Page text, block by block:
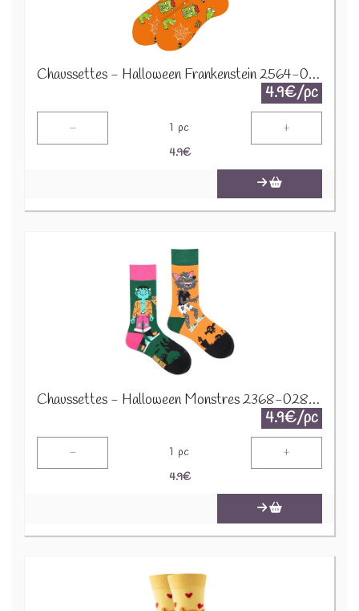
Chaussettes - Halloween Frankenstein 2564-007 Taille 38-45
4.9€/pc
- 1 pc +
4.9€
Chaussettes - Halloween Monstres 2368-028 Taille 38-45
4.9€/pc
- 1 pc +
4.9€